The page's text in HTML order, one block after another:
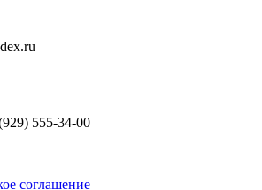
555-34-00
соглашение